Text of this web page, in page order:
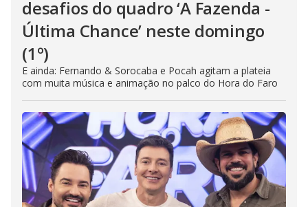
desafios do quadro ‘A Fazenda -
Última Chance’ neste domingo
(1º)
E ainda: Fernando & Sorocaba e Pocah agitam a plateia
com muita música e animação no palco do Hora do Faro